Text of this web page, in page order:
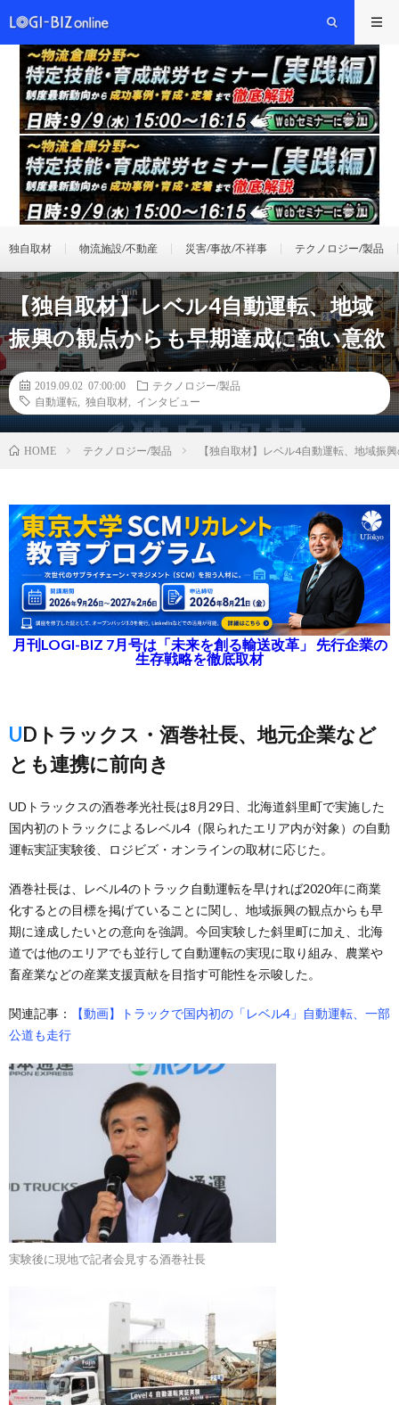
独自取材 物流施設/不動産 災害/事故/不祥事 テクノロジー/製品
【独自取材】レベル4自動運転、地域
振興の観点からも早期達成に強い意欲
2019.09.02 07:00:00
テクノロジー/製品
自動運転
独自取材 インタビュー
HOME テクノロジー/製品 【独自取材】レベル4自動運転、地域振
月刊LOGI-BIZ 7月号は「未来を創る輸送改革」 先行企業の
生存戦略を徹底取材
UDトラックス・酒巻社長、地元企業など
とも連携に前向き
UDトラックスの酒巻孝光社長は8月29日、北海道斜里町で実施した
国内初のトラックによるレベル4（限られたエリア内が対象）の自動
運転実証実験後、ロジビズ・オンラインの取材に応じた。
酒巻社長は、レベル4のトラック自動運転を早ければ2020年に商業
化するとの目標を掲げていることに関し、地域振興の観点からも早
期に達成したいとの意向を強調。今回実験した斜里町に加え、北海
道では他のエリアでも並行して自動運転の実現に取り組み、農業や
畜産業などの産業支援貢献を目指す可能性を示唆した。
関連記事：
【動画】トラックで国内初の「レベル4」自動運転、一部
公道も走行
実験後に現地で記者会見する酒巻社長